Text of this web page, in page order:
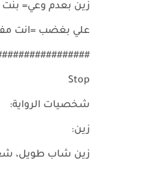
زين بعدم وعي=
علي بغضب =انت
Stop
شخصيات الرواية:
زين: